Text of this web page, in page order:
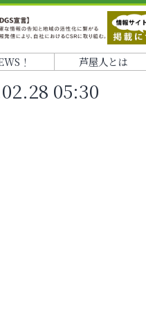
！ 芦屋人とは
05:30